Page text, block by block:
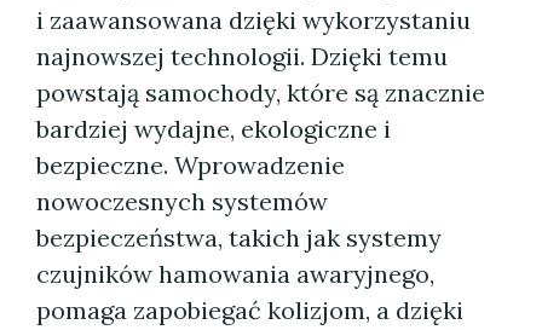
i zaawansowana dzięki wykorzystaniu
najnowszej technologii. Dzięki temu
powstają samochody, które są znacznie
bardziej wydajne, ekologiczne i
bezpieczne. Wprowadzenie
nowoczesnych systemów
bezpieczeństwa, takich jak systemy
czujników hamowania awaryjnego,
pomaga zapobiegać kolizjom, a dzięki